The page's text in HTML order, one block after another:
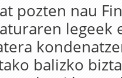
pozten nau
legeek
balizko